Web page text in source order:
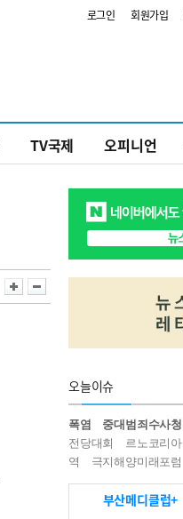
로그인 회원가입
TV국제 오피니언
오늘이슈
폭염 중대범죄수사청
전당대회
르노코리아
역
극지해양미래포럼
부산메디클럽+